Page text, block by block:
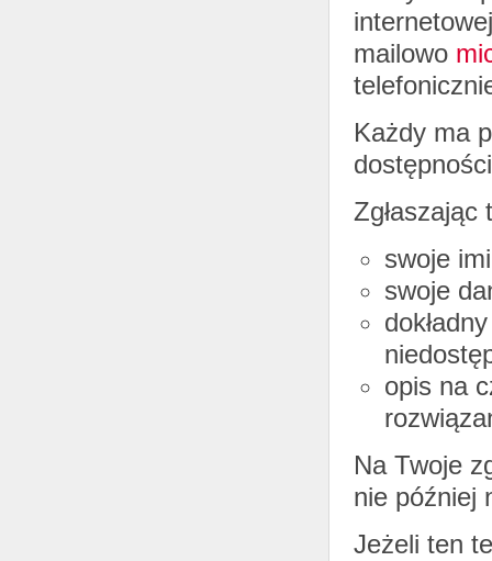
mailowo
Każdy ma
Zgłaszając
swoje
swoje
opis na
Na Twoje
nie później
Jeżeli ten